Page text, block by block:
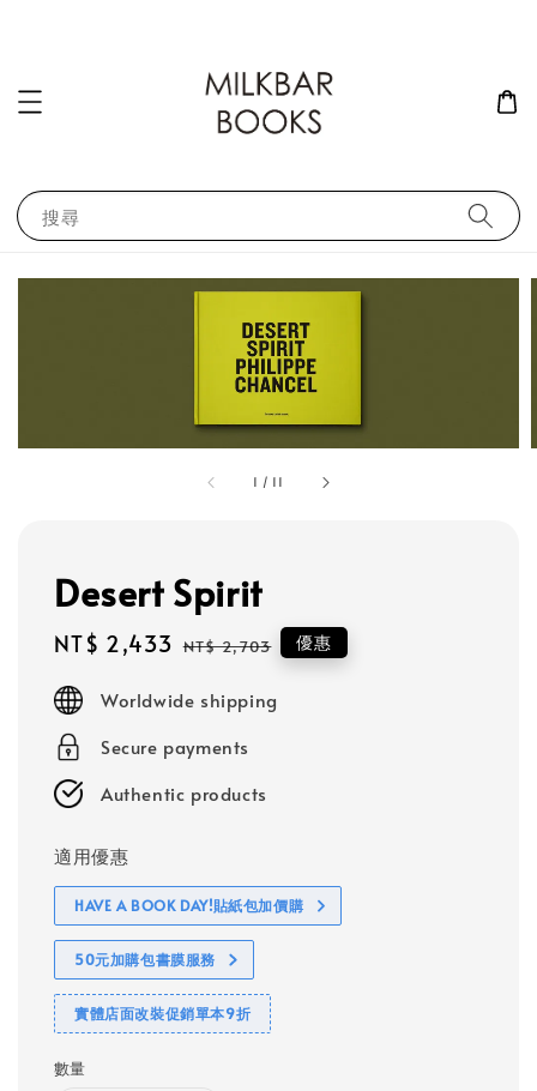
搜尋
1 / 11
Desert Spirit
Sale
NT$ 2,433 Regular
NT$ 2,703 優惠
Worldwide shipping
Secure payments
Authentic products
適用優惠
HAVE A BOOK DAY!貼紙包加價購
50元加購包書膜服務
實體店面改裝促銷單本9折
數量